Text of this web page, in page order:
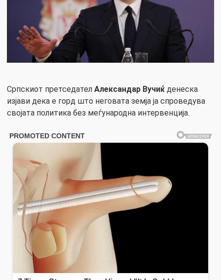
Српскиот претседател Александар Вучиќ денеска
изјави дека е горд што неговата земја ја спроведува
својата политика без меѓународна интервенција.